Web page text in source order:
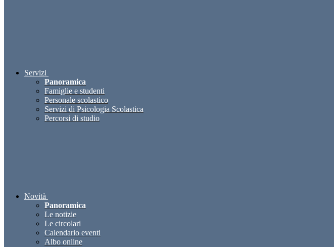
Servizi
Panoramica
Famiglie e studenti
Personale scolastico
Servizi di Psicologia Scolastica
Percorsi di studio
Novità
Panoramica
Le notizie
Le circolari
Calendario eventi
Albo online